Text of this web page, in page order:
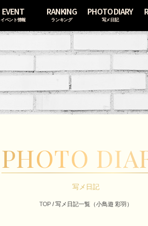
EVENT
イベント情報
RANKING
ランキング
PHOTO DIARY
写メ日記
PHOTO
写メ日記
TOP / 写メ日記一覧（小鳥遊 彩羽）